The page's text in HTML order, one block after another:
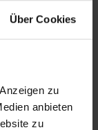
Über Cookies
zu
anbieten
zu